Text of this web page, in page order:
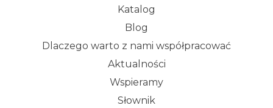
Katalog
Blog
Dlaczego warto z nami współpracować
Aktualności
Wspieramy
Słownik